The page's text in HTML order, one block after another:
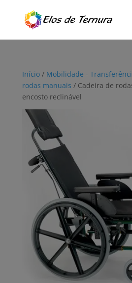
Início/ Mobilidade -
rodas manuais / Cadeira de
encosto reclinável